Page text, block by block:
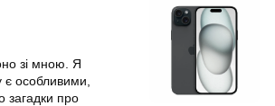
зі мною. Я
є особливими,
загадки про